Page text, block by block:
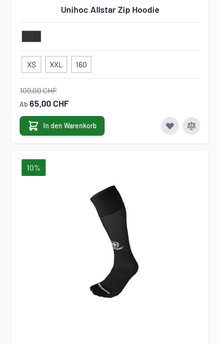
Unihoc Allstar Zip Hoodie
XS XXL 160
109,00 CHF
Ab 65,00 CHF
In den Warenkorb
10%